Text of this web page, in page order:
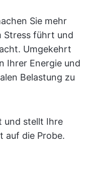
Sie mehr
Stress führt und
Umgekehrt
Ihrer Energie und
Belastung zu
und stellt Ihre
auf die Probe.